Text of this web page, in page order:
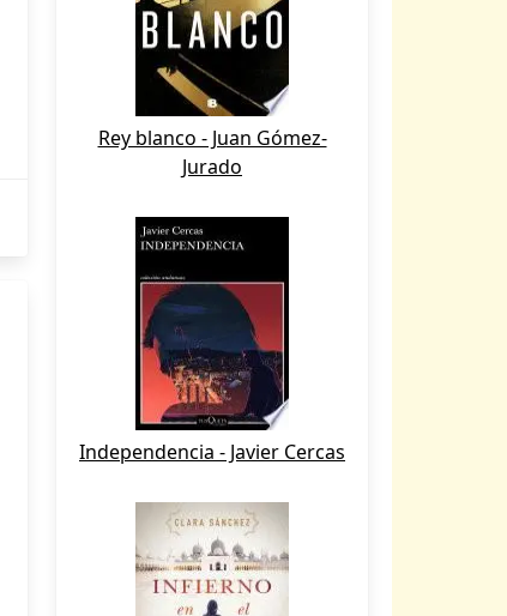
Rey blanco - Juan Gómez-
Jurado
Independencia - Javier Cercas